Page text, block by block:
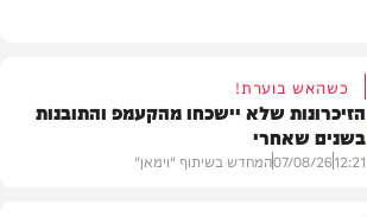
כשהאש בוערת!
הזיכרונות שלא יישכחו מהקעמפ והתובנות
בשנים שאחרי
12:21
07/08/26המחדש בשיתוף "וימאן"